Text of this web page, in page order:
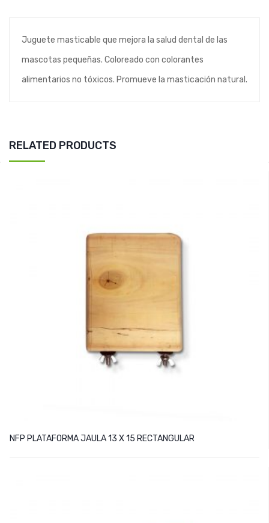
Juguete masticable que mejora la salud dental de las
mascotas pequeñas. Coloreado con colorantes
alimentarios no tóxicos. Promueve la masticación natural.
RELATED PRODUCTS
NFP PLATAFORMA JAULA 13 X 15 RECTANGULAR